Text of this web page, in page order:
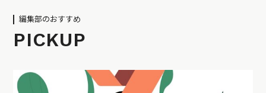
編集部のおすすめ
PICKUP